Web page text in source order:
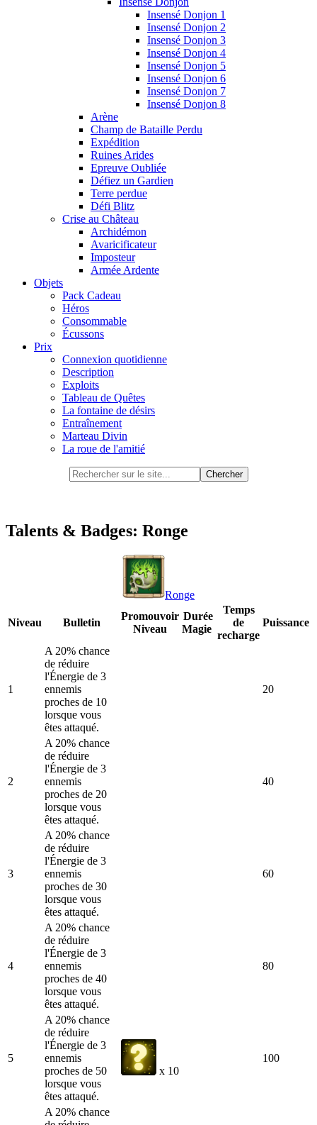
Insensé Donjon 1
Insensé Donjon 2
Insensé Donjon 3
Insensé Donjon 4
Insensé Donjon 5
Insensé Donjon 6
Insensé Donjon 7
Insensé Donjon 8
Arène
Champ de Bataille Perdu
Expédition
Ruines Arides
Epreuve Oubliée
Défiez un Gardien
Terre perdue
Défi Blitz
Crise au Château
Archidémon
Avaricificateur
Imposteur
Armée Ardente
Objets
Pack Cadeau
Héros
Consommable
Écussons
Prix
Connexion quotidienne
Description
Exploits
Tableau de Quêtes
La fontaine de désirs
Entraînement
Marteau Divin
La roue de l'amitié
Talents & Badges: Ronge
Ronge
Niveau Bulletin
Promouvoir
Niveau
Durée
Magie
Temps
de
recharge
Puissance
1
A 20% chance
de réduire
l'Énergie de 3
ennemis
proches de 10
lorsque vous
êtes attaqué.
20
2
A 20% chance
de réduire
l'Énergie de 3
ennemis
proches de 20
lorsque vous
êtes attaqué.
40
3
A 20% chance
de réduire
l'Énergie de 3
ennemis
proches de 30
lorsque vous
êtes attaqué.
60
4
A 20% chance
de réduire
l'Énergie de 3
ennemis
proches de 40
lorsque vous
êtes attaqué.
80
5
A 20% chance
de réduire
l'Énergie de 3
ennemis
proches de 50
lorsque vous
êtes attaqué.
x 10
100
A 20% chance